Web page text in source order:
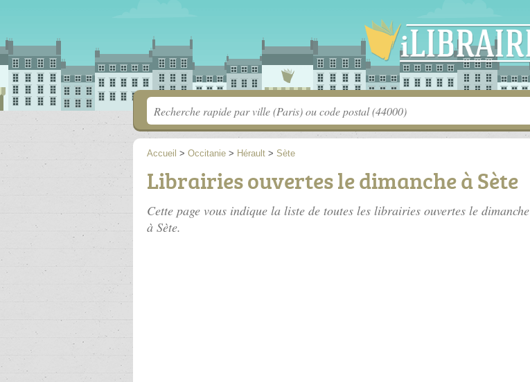
Accueil > Occitanie > Hérault > Sète
Librairies ouvertes le dimanche à Sète
Cette page vous indique la liste de toutes les librairies ouvertes le dimanche
à Sète.